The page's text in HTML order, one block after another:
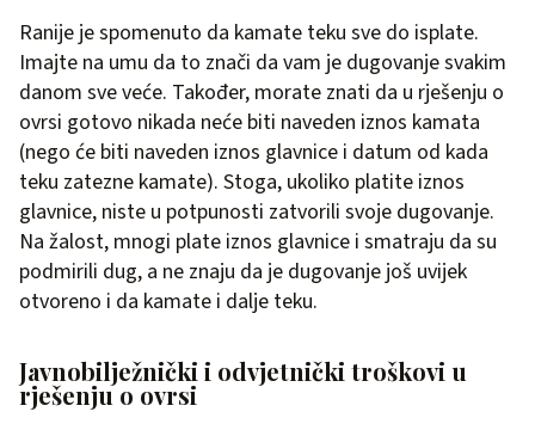
Ranije je spomenuto da kamate teku sve do isplate.
Imajte na umu da to znači da vam je dugovanje svakim
danom sve veće. Također, morate znati da u rješenju o
ovrsi gotovo nikada neće biti naveden iznos kamata
(nego će biti naveden iznos glavnice i datum od kada
teku zatezne kamate). Stoga, ukoliko platite iznos
glavnice, niste u potpunosti zatvorili svoje dugovanje.
Na žalost, mnogi plate iznos glavnice i smatraju da su
podmirili dug, a ne znaju da je dugovanje još uvijek
otvoreno i da kamate i dalje teku.
Javnobilježnički i odvjetnički troškovi u
rješenju o ovrsi